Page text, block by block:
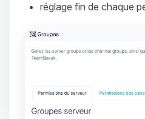
réglage fin de chaque